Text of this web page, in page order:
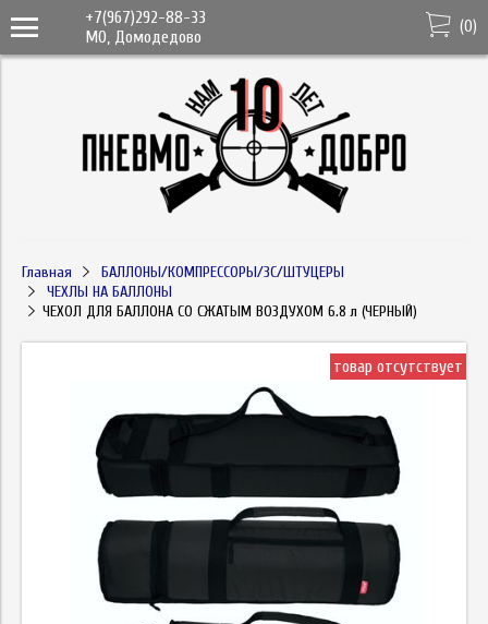
+7(967)292-88-33
МО, Домодедово
(0)
Главная
БАЛЛОНЫ/КОМПРЕССОРЫ/ЗС/ШТУЦЕРЫ
ЧЕХЛЫ НА БАЛЛОНЫ
ЧЕХОЛ ДЛЯ БАЛЛОНА СО СЖАТЫМ ВОЗДУХОМ 6.8 л (ЧЕРНЫЙ)
товар отсутствует